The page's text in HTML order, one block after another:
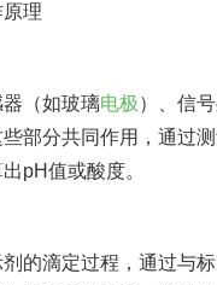
理
（如玻璃电极）、信
部分共同作用，通过
pH值或酸度。
的滴定过程，通过与